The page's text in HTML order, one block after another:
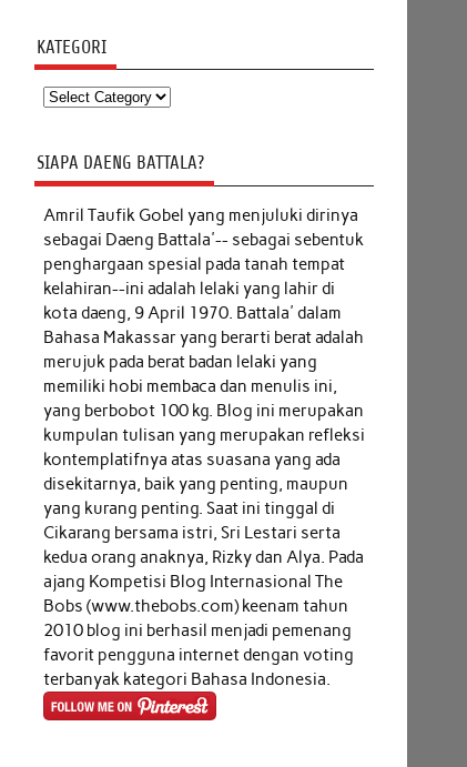
KATEGORI
Kategori
SIAPA DAENG BATTALA?
Amril Taufik Gobel yang menjuluki dirinya
sebagai Daeng Battala'-- sebagai sebentuk
penghargaan spesial pada tanah tempat
kelahiran--ini adalah lelaki yang lahir di
kota daeng, 9 April 1970. Battala' dalam
Bahasa Makassar yang berarti berat adalah
merujuk pada berat badan lelaki yang
memiliki hobi membaca dan menulis ini,
yang berbobot 100 kg. Blog ini merupakan
kumpulan tulisan yang merupakan refleksi
kontemplatifnya atas suasana yang ada
disekitarnya, baik yang penting, maupun
yang kurang penting. Saat ini tinggal di
Cikarang bersama istri, Sri Lestari serta
kedua orang anaknya, Rizky dan Alya. Pada
ajang Kompetisi Blog Internasional The
Bobs (www.thebobs.com) keenam tahun
2010 blog ini berhasil menjadi pemenang
favorit pengguna internet dengan voting
terbanyak kategori Bahasa Indonesia.